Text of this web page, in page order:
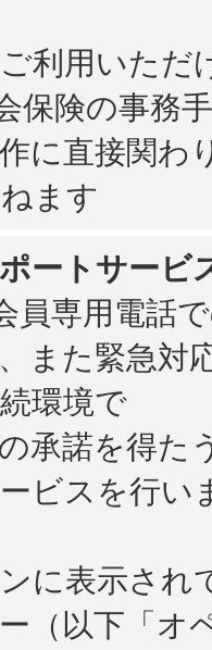
利用いただ
保険の事務
に直接関わ
ます
ートサービ
員専用電話
また緊急対
環境で
承諾を得た
ビスを行い
に表示され
（以下「オ